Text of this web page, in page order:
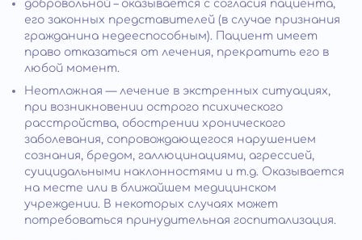
добровольной – оказывается с согласия пациента,
его законных представителей (в случае признания
гражданина недееспособным). Пациент имеет
право отказаться от лечения, прекратить его в
любой момент.
Неотложная — лечение в экстренных ситуациях,
при возникновении острого психического
расстройства, обострении хронического
заболевания, сопровождающегося нарушением
сознания, бредом, галлюцинациями, агрессией,
суицидальными наклонностями и т.д. Оказывается
на месте или в ближайшем медицинском
учреждении. В некоторых случаях может
потребоваться принудительная госпитализация.